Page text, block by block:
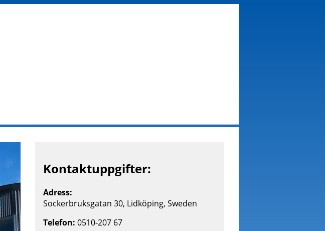
Kontaktuppgifter:
Adress:
Sockerbruksgatan 30, Lidköping, Sweden
Telefon: 0510-207 67